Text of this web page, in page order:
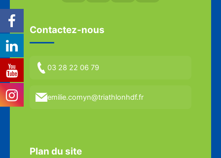
Contactez-nous
03 28 22 06 79
emilie.comyn@triathlonhdf.fr
Plan du site